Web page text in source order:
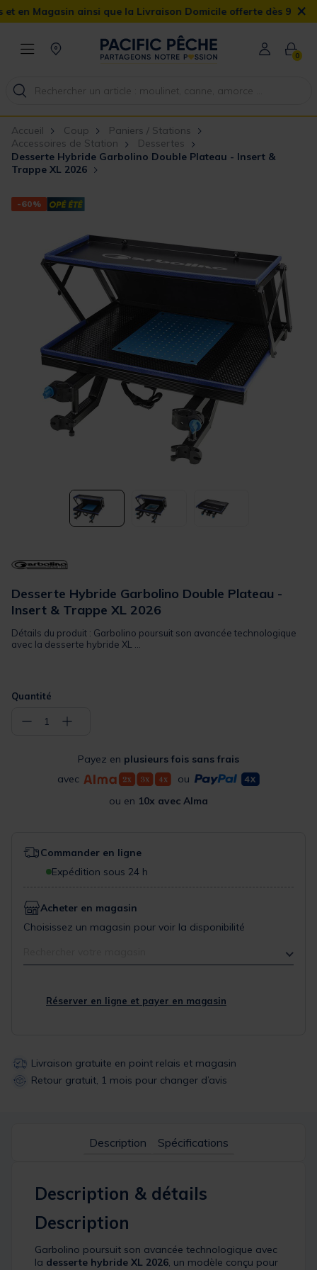
ainsi que la Livraison Domicile offerte dès 90€ ×
0
Accueil Coup
Paniers / Stations
Accessoires de Station
Dessertes
Desserte Hybride Garbolino Double Plateau - Insert &
Trappe XL 2026
-60%
Desserte Hybride Garbolino Double Plateau -
Insert & Trappe XL 2026
Détails du produit : Garbolino poursuit son avancée technologique
avec la desserte hybride XL ...
Quantité
− 1 +
Payez en plusieurs fois sans frais
avec
ou
ou en 10x avec Alma
Commander en ligne
Expédition sous 24 h
Acheter en magasin
Choisissez un magasin pour voir la disponibilité
Réserver en ligne et payer en magasin
Livraison gratuite en point relais et magasin
Retour gratuit, 1 mois pour changer d’avis
Description Spécifications
Description & détails
Description
Garbolino poursuit son avancée technologique avec
la desserte hybride XL 2026 , un modèle conçu pour